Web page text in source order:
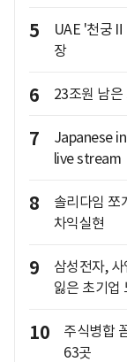
5
UAE '천궁
장
6 23조원 남
7
Japanese
live stream
8
솔리다임 쪼
차익실현
9
삼성전자,
잃은 초기업
10
주식병합
63곳